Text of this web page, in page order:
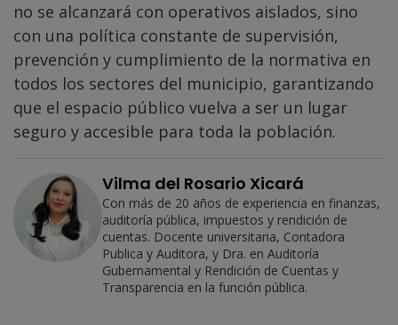
no se alcanzará con operativos aislados, sino
con una política constante de supervisión,
prevención y cumplimiento de la normativa en
todos los sectores del municipio, garantizando
que el espacio público vuelva a ser un lugar
seguro y accesible para toda la población.
Vilma del Rosario Xicará
Con más de 20 años de experiencia en finanzas,
auditoría pública, impuestos y rendición de
cuentas. Docente universitaria, Contadora
Publica y Auditora, y Dra. en Auditoría
Gubernamental y Rendición de Cuentas y
Transparencia en la función pública.